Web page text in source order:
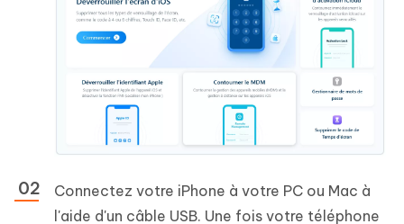
Connectez votre iPhone à votre PC ou Mac à
l'aide d'un câble USB. Une fois votre téléphone